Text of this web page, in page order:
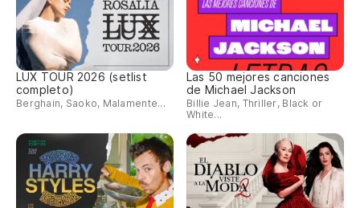
LUX TOUR 2026 (setlist
completo)
Berghain, Saoko, Malamente...
Las 50 mejores canciones
de Michael Jackson
Billie Jean, Thriller, Black or
White...